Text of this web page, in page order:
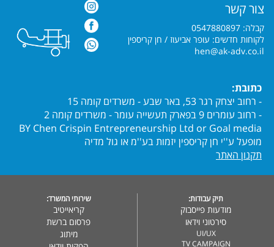
צור קשר
קבלה: 0547880897
לקוחות חדשים: עופר אביעוז / חן קריספין
hen@ak-adv.co.il
כתובת:
- רחוב יצחק רגר 53, באר שבע - משרדים קומה 15
- רחוב עומרים 9 בפארק תעשייה עומר - משרדים קומה 2
BY Chen Crispin Entrepreneurship Ltd or Goal media
מופעל ע''י חן קריספין יזמות בע''מ או גול מדיה
תקנון האתר
תיק עבודות:
מודעות פייסבוק
סירטוני וידאו
UI/UX
TV CAMPAIGN
שירותי המשרד:
קריאייטיב
פרסום ברשת
מיתוג